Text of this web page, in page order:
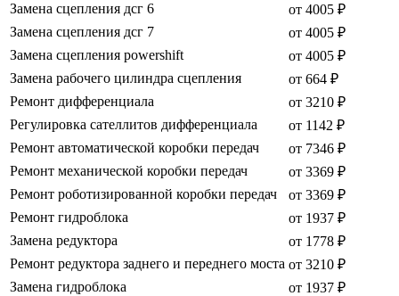
Замена сцепления дсг 6
от 4005 ₽
Замена сцепления дсг 7
от 4005 ₽
Замена сцепления powershift
от 4005 ₽
Замена рабочего цилиндра сцепления
от 664 ₽
Ремонт дифференциала
от 3210 ₽
Регулировка сателлитов дифференциала
от 1142 ₽
Ремонт автоматической коробки передач
от 7346 ₽
Ремонт механической коробки передач
от 3369 ₽
Ремонт роботизированной коробки передач
от 3369 ₽
Ремонт гидроблока
от 1937 ₽
Замена редуктора
от 1778 ₽
Ремонт редуктора заднего и переднего моста от 3210 ₽
Замена гидроблока
от 1937 ₽